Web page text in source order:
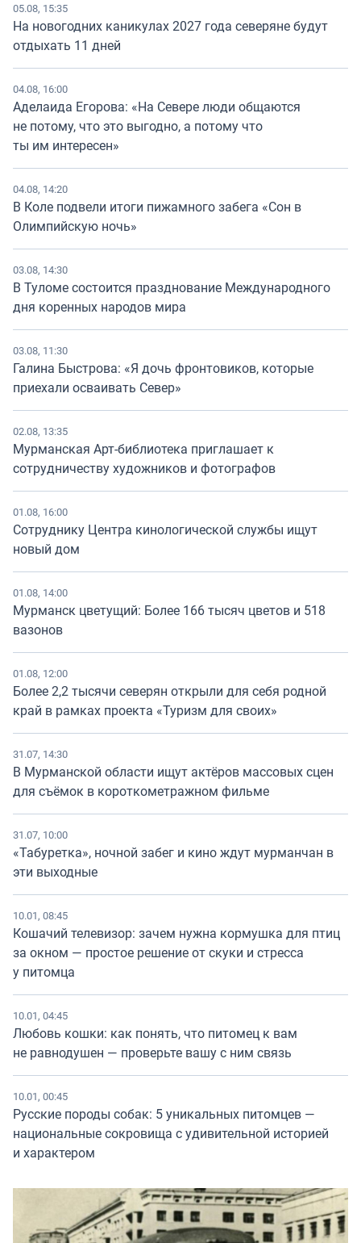
05.08, 15:35
На новогодних каникулах 2027 года северяне будут
отдыхать 11 дней
04.08, 16:00
Аделаида Егорова: «На Севере люди общаются
не потому, что это выгодно, а потому что
ты им интересен»
04.08, 14:20
В Коле подвели итоги пижамного забега «Сон в
Олимпийскую ночь»
03.08, 14:30
В Туломе состоится празднование Международного
дня коренных народов мира
03.08, 11:30
Галина Быстрова: «Я дочь фронтовиков, которые
приехали осваивать Север»
02.08, 13:35
Мурманская Арт-библиотека приглашает к
сотрудничеству художников и фотографов
01.08, 16:00
Сотруднику Центра кинологической службы ищут
новый дом
01.08, 14:00
Мурманск цветущий: Более 166 тысяч цветов и 518
вазонов
01.08, 12:00
Более 2,2 тысячи северян открыли для себя родной
край в рамках проекта «Туризм для своих»
31.07, 14:30
В Мурманской области ищут актёров массовых сцен
для съёмок в короткометражном фильме
31.07, 10:00
«Табуретка», ночной забег и кино ждут мурманчан в
эти выходные
10.01, 08:45
Кошачий телевизор: зачем нужна кормушка для птиц
за окном — простое решение от скуки и стресса
у питомца
10.01, 04:45
Любовь кошки: как понять, что питомец к вам
не равнодушен — проверьте вашу с ним связь
10.01, 00:45
Русские породы собак: 5 уникальных питомцев —
национальные сокровища с удивительной историей
и характером